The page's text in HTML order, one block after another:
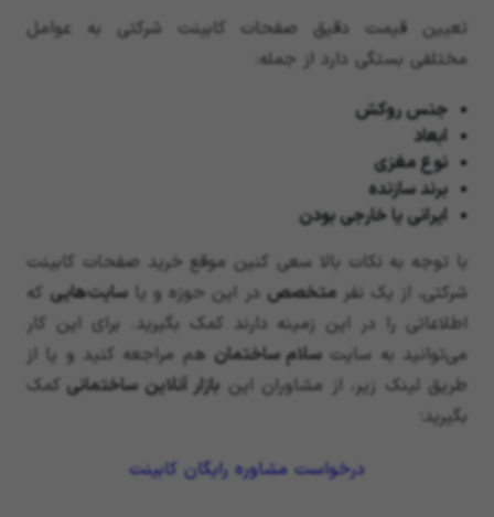
تعیین قیمت دقیق صفحات کابینت شرکتی به عوامل
مختلفی بستگی دارد از جمله:
جنس روکش
ابعاد
نوع مغزی
برند سازنده
ایرانی یا خارجی بودن
با توجه به نکات بالا سعی کنین موقع خرید صفحات کابینت
شرکتی، از یک نفرمتخصص در این حوزه و یا سایت‌هایی که
اطلاعاتی را در این زمینه دارند کمک بگیرید. برای این کار
می‌توانید به سایت سلام ساختمان هم مراجعه کنید و یا از
طریق لینک زیر، از مشاوران این بازار آنلاین ساختمانی کمک
بگیرید:
درخواست مشاوره رایگان کابینت